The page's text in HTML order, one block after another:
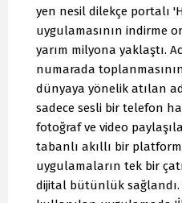
yen nesil dilekçe portalı
uygulamasının indirme
yarım milyona yaklaştı.
numarada
dünyaya yönelik atılan
sadece sesli bir telefon
fotoğraf ve video
tabanlı akıllı bir
uygulamaların tek bir
dijital bütünlük sağlandı.